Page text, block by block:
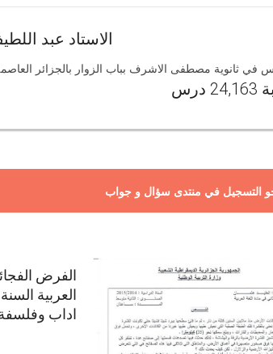
الاستاد عبد
في ثانوية مصطفى الاشرف بباب الزوار بالجزائر
التسجيل في منتدى سؤال و جواب
الفرض
العربية
اداب